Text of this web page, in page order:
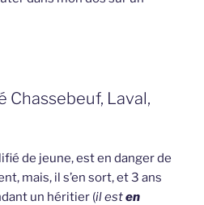
Chassebeuf, Laval,
de jeune, est en danger de
mais, il s’en sort, et 3 ans
un héritier (il esten